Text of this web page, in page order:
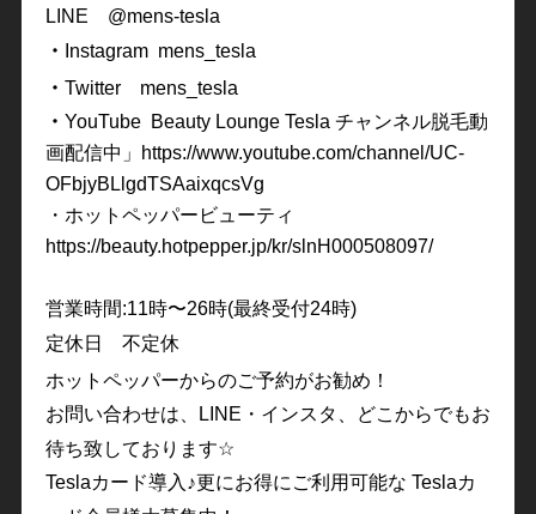
LINE
@mens-tesla
・ Instagram mens_tesla
・ Twitter mens_tesla
・ YouTube Beauty Lounge Tesla チャンネル脱毛動
画配信中」
https://www.youtube.com/channel/UC-
OFbjyBLlgdTSAaixqcsVg
・ホットペッパービューテ ィ
https://beauty.hotpepper.jp/kr/slnH000508097/
営業時間:11時〜26時(最終受付24時)
定休日 不定休
ホットペッパーからのご予約がお勧め！
お問い合わせは、
LINE・ インスタ、どこからでもお
待ち致しております☆
Teslaカード導入 ♪更にお得にご利用可能な Teslaカ